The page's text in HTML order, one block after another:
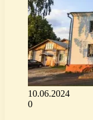
10.06.2024
0